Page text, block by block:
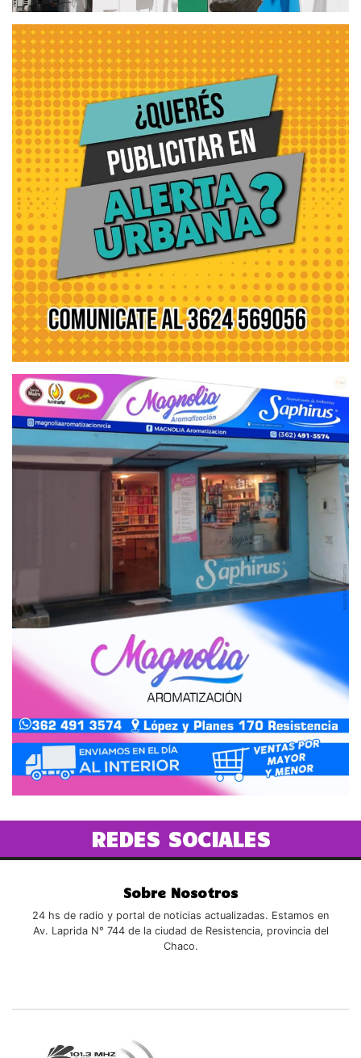
REDES SOCIALES
Sobre Nosotros
24 hs de radio y portal de noticias actualizadas. Estamos en
Av. Laprida N° 744 de la ciudad de Resistencia, provincia del
Chaco.